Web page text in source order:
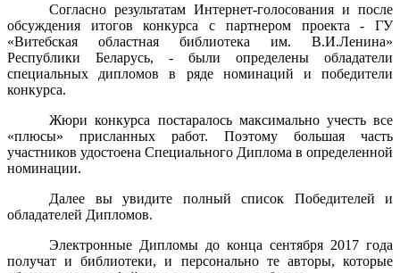
Согласно результатам Интернет-голосования и после
обсуждения итогов конкурса с партнером проекта - ГУ
«Витебская областная библиотека им. В.И.Ленина»
Республики Беларусь, - были определены обладатели
специальных дипломов в ряде номинаций и победители
конкурса.
Жюри конкурса постаралось максимально учесть все
«плюсы» присланных работ. Поэтому большая часть
участников удостоена Специального Диплома в определенной
номинации.
Далее вы увидите полный список Победителей и
обладателей Дипломов.
Электронные Дипломы до конца сентября 2017 года
получат и библиотеки, и персонально те авторы, которые